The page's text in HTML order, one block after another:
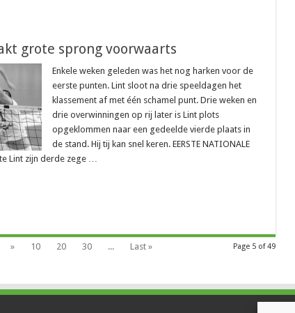
grote sprong voorwaarts
Enkele weken geleden was het nog harken voor de
eerste punten. Lint sloot na drie speeldagen het
klassement af met één schamel punt. Drie weken en
drie overwinningen op rij later is Lint plots
opgeklommen naar een gedeelde vierde plaats in
de stand. Hij tij kan snel keren. EERSTE NATIONALE
Lint zijn derde zege …
Page 5 of 49
» 10 20 30 ... Last »